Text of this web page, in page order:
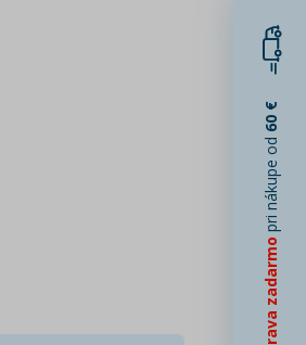
Doprava zadarmo
pri nákupe od
60 €